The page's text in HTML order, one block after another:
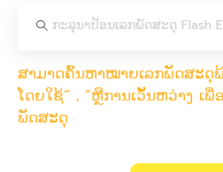
ສາມາດຄົ້ນຫາໝາຍເລກພັດສະດຸ
ໂດຍໃຊ້“，”ຫຼືການເວັ້ນຫວ່າງ ເ
ພັດສະດຸ